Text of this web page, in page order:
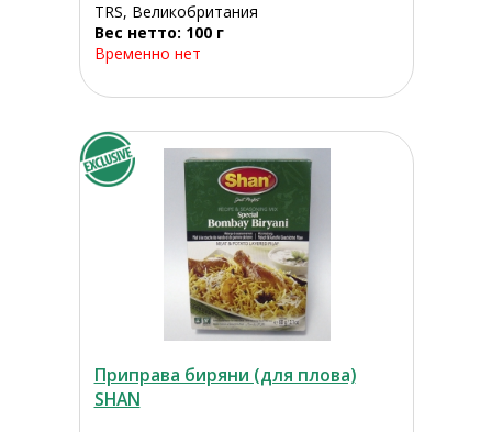
TRS, Великобритания
Вес нетто: 100 г
Временно нет
Приправа биряни (для плова)
SHAN